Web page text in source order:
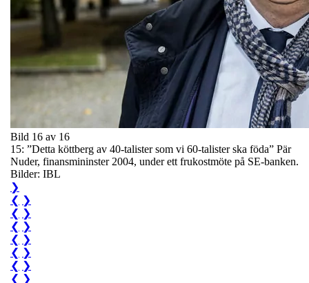
Bild 16 av 16
15: ”Detta köttberg av 40-talister som vi 60-talister ska föda” Pär
Nuder, finansmininster 2004, under ett frukostmöte på SE-banken.
Bilder: IBL
❯
❮ ❯
❮ ❯
❮ ❯
❮ ❯
❮ ❯
❮ ❯
❮ ❯